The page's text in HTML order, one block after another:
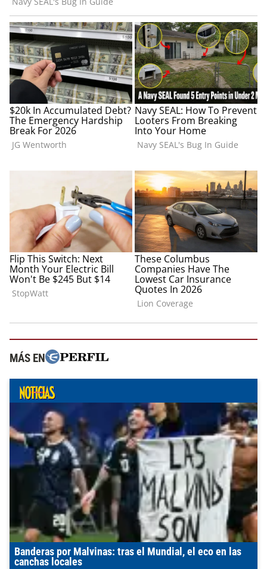
MÁS EN
Banderas por Malvinas: tras el Mundial, el eco en las
canchas locales